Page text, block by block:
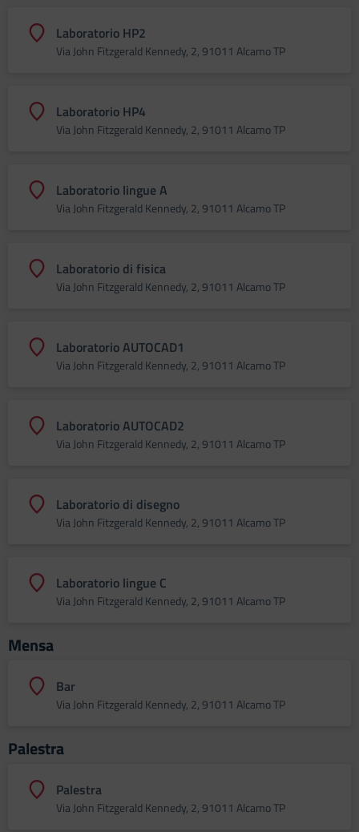
Laboratorio HP2
Via John Fitzgerald Kennedy, 2, 91011 Alcamo TP
Laboratorio HP4
Via John Fitzgerald Kennedy, 2, 91011 Alcamo TP
Laboratorio lingue A
Via John Fitzgerald Kennedy, 2, 91011 Alcamo TP
Laboratorio di fisica
Via John Fitzgerald Kennedy, 2, 91011 Alcamo TP
Laboratorio AUTOCAD1
Via John Fitzgerald Kennedy, 2, 91011 Alcamo TP
Laboratorio AUTOCAD2
Via John Fitzgerald Kennedy, 2, 91011 Alcamo TP
Laboratorio di disegno
Via John Fitzgerald Kennedy, 2, 91011 Alcamo TP
Laboratorio lingue C
Via John Fitzgerald Kennedy, 2, 91011 Alcamo TP
Mensa
Bar
Via John Fitzgerald Kennedy, 2, 91011 Alcamo TP
Palestra
Palestra
Via John Fitzgerald Kennedy, 2, 91011 Alcamo TP